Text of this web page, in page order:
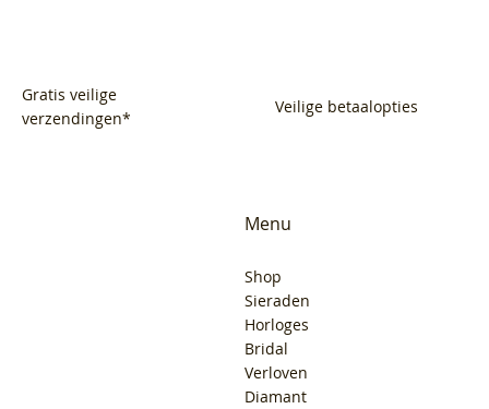
Gratis veilige
verzendingen*
Veilige betaalopties
Menu
Shop
Sieraden
Horloges
Bridal
Verloven
Diamant